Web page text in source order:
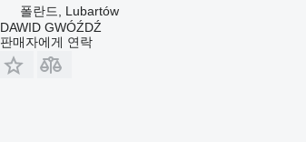
폴란드, Lubartów
DAWID GWÓŹDŹ
판매자에게 연락